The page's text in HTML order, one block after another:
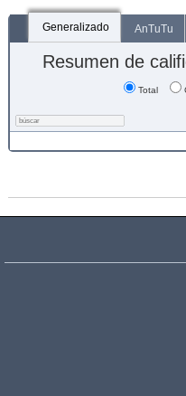
Generalizado AnTuTu
Resumen de
Total